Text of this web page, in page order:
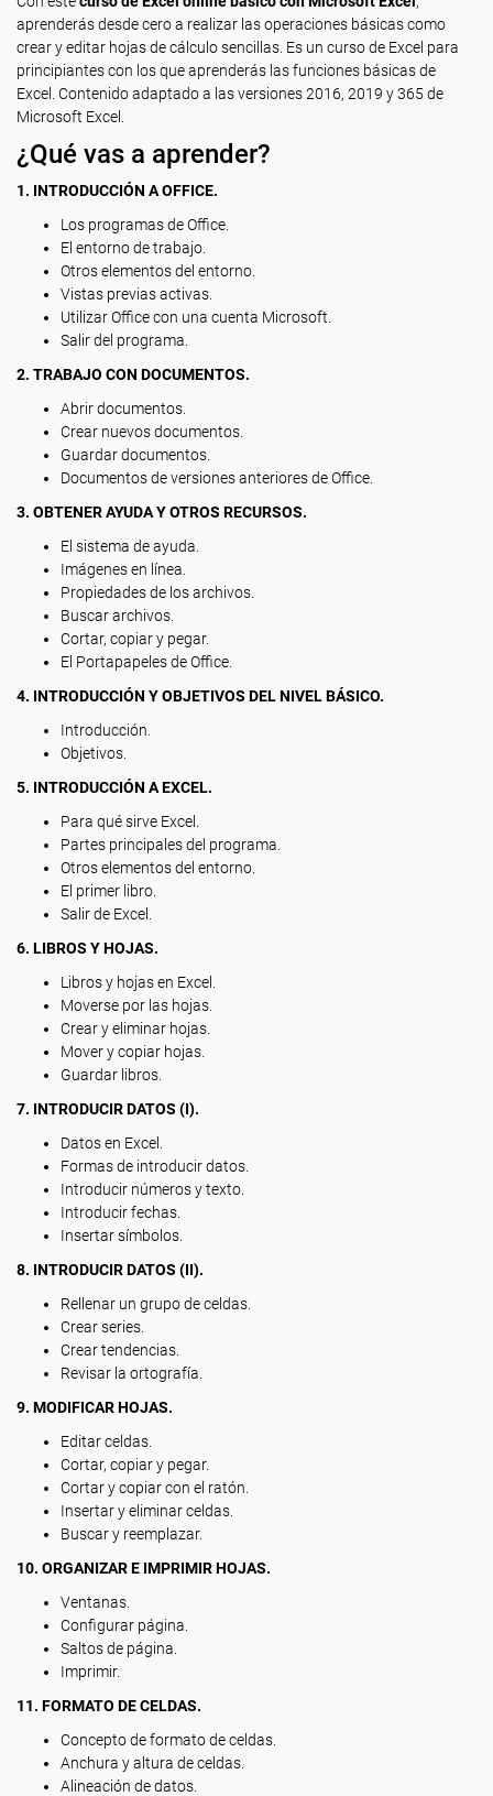
aprenderás desde cero a realizar las operaciones básicas como
crear y editar hojas de cálculo sencillas. Es un curso de Excel para
principiantes con los que aprenderás las funciones básicas de
Excel. Contenido adaptado a las versiones 2016, 2019 y 365 de
Microsoft Excel.
¿Qué vas a aprender?
1. INTRODUCCIÓN A OFFICE.
Los programas de Office.
El entorno de trabajo.
Otros elementos del entorno.
Vistas previas activas.
Utilizar Office con una cuenta Microsoft.
Salir del programa.
2. TRABAJO CON DOCUMENTOS.
Abrir documentos.
Crear nuevos documentos.
Guardar documentos.
Documentos de versiones anteriores de Office.
3. OBTENER AYUDA Y OTROS RECURSOS.
El sistema de ayuda.
Imágenes en línea.
Propiedades de los archivos.
Buscar archivos.
Cortar, copiar y pegar.
El Portapapeles de Office.
4. INTRODUCCIÓN Y OBJETIVOS DEL NIVEL BÁSICO.
Introducción.
Objetivos.
5. INTRODUCCIÓN A EXCEL.
Para qué sirve Excel.
Partes principales del programa.
Otros elementos del entorno.
El primer libro.
Salir de Excel.
6. LIBROS Y HOJAS.
Libros y hojas en Excel.
Moverse por las hojas.
Crear y eliminar hojas.
Mover y copiar hojas.
Guardar libros.
7. INTRODUCIR DATOS (I).
Datos en Excel.
Formas de introducir datos.
Introducir números y texto.
Introducir fechas.
Insertar símbolos.
8. INTRODUCIR DATOS (II).
Rellenar un grupo de celdas.
Crear series.
Crear tendencias.
Revisar la ortografía.
9. MODIFICAR HOJAS.
Editar celdas.
Cortar, copiar y pegar.
Cortar y copiar con el ratón.
Insertar y eliminar celdas.
Buscar y reemplazar.
10. ORGANIZAR E IMPRIMIR HOJAS.
Ventanas.
Configurar página.
Saltos de página.
Imprimir.
11. FORMATO DE CELDAS.
Concepto de formato de celdas.
Anchura y altura de celdas.
Alineación de datos.